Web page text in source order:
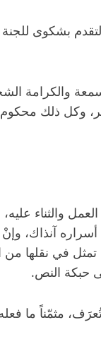
بشكوى
والكرامة
وكل ذلك
والثناء
آنذاك،
تمثل في
حبكة النص.
مثمّناً ما